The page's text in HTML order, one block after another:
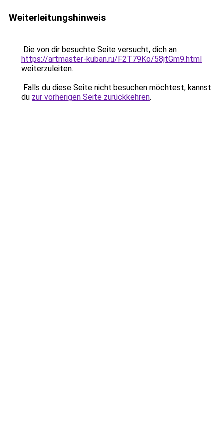
Weiterleitungshinweis
Die von dir besuchte Seite versucht, dich an
https://artmaster-kuban.ru/F2T79Ko/58jtGm9.html
weiterzuleiten.
Falls du diese Seite nicht besuchen möchtest, kannst
du zur vorherigen Seite zurückkehren.